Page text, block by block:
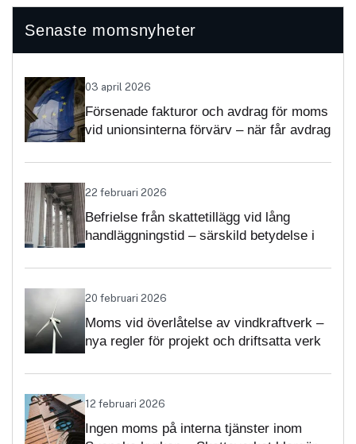
Senaste momsnyheter
03 april 2026
Försenade fakturor och avdrag för moms
vid unionsinterna förvärv – när får avdrag
22 februari 2026
Befrielse från skattetillägg vid lång
handläggningstid – särskild betydelse i
20 februari 2026
Moms vid överlåtelse av vindkraftverk –
nya regler för projekt och driftsatta verk
12 februari 2026
Ingen moms på interna tjänster inom